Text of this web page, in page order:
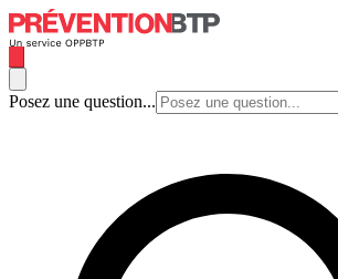
Posez une question...